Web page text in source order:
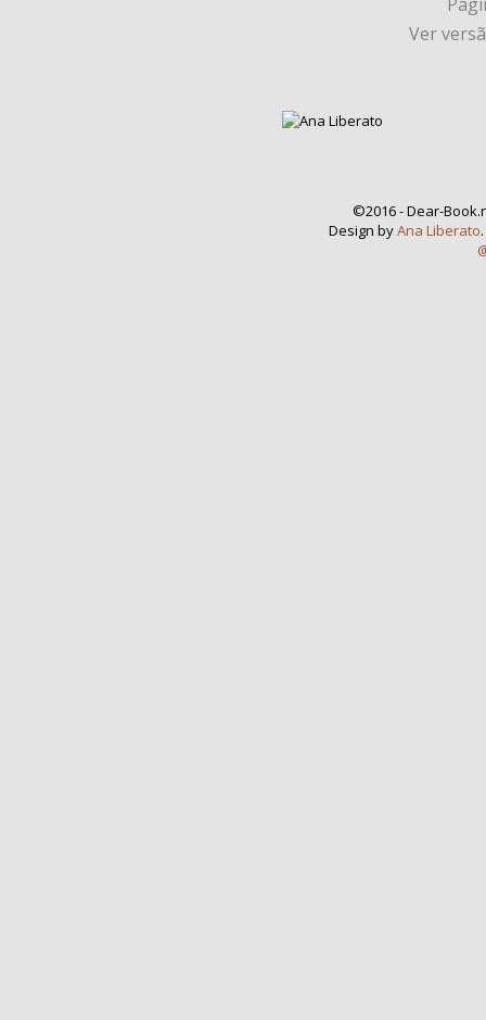
Ver
©2016 - Dear-
Design byAna Liberato